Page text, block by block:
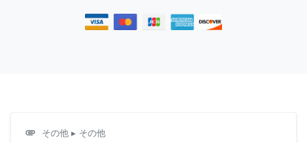
attachment その他 ▸ その他